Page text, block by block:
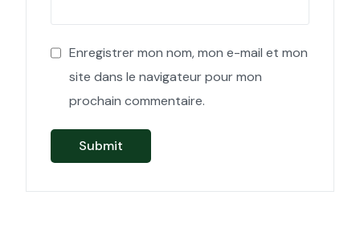
Enregistrer mon nom, mon e-mail et mon
site dans le navigateur pour mon
prochain commentaire.